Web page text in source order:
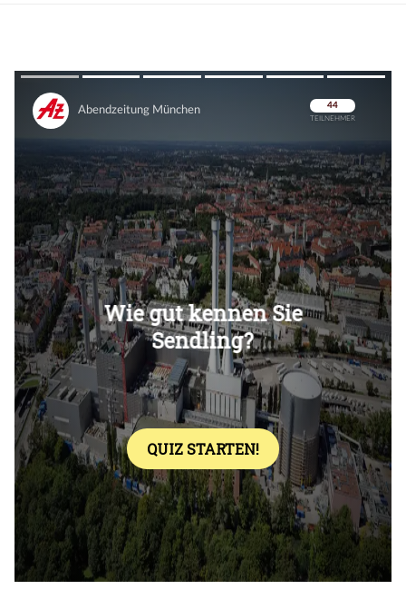
Überspringen
Überspringen